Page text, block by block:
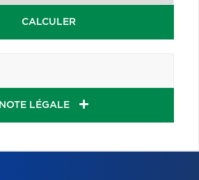
CALCULER
NOTE LÉGALE